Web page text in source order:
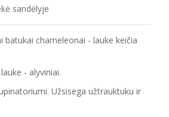
sandėlyje
batukai chameleonai - lauke keičia
- alyviniai.
Užsisega užtrauktuku ir